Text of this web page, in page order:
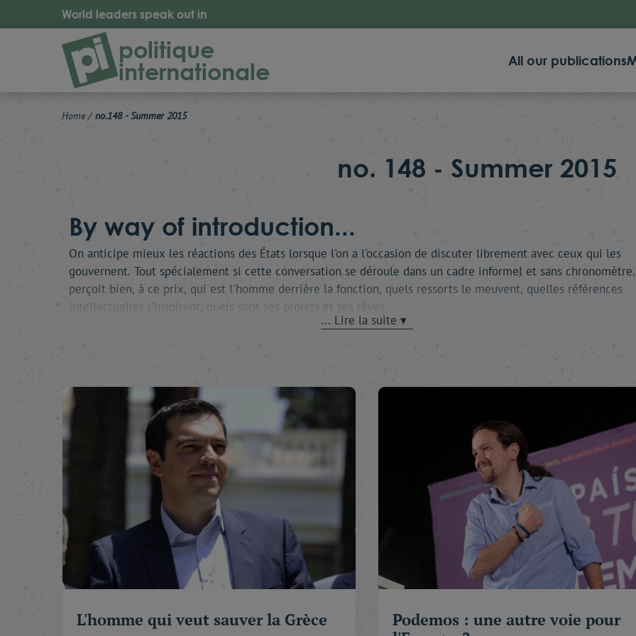
World leaders speak out in
politique
internationale All our publications
Home / no.148 - Summer 2015
no. 148 - Summer 2015
By way of introduction...
On anticipe mieux les réactions des États lorsque l'on a l'occasion de discuter librement avec ceux qui les
gouvernent. Tout spécialement si cette conversation se déroule dans un cadre informel et sans
perçoit bien, à ce prix, qui est l'homme derrière la fonction, quels ressorts le meuvent, quelles références
intellectuelles l'inspirent, quels sont ses projets et ses rêves.
Le Premier Ministre grec Alexis Tsipras nous a offert l'occasion d'une telle observation en consacrant une
de soi, sa stratégie alternative pour la Grèce en Europe.
Quel que soit le visage de l'avenir, quelle que soit l'issue des turbulences actuelles, Alexis Tsipras incarne
et déjà un temps fort de l'histoire politique du Vieux Continent. Ne serait-ce qu'à ce titre, il faut l'écouter
Au-delà du cas spécifique de la Grèce, la victoire de Syriza révèle une autre attente, un autre souhait des
civiles européennes : que l'on prive les partis politiques traditionnels d'une part de leur toute-puissance et
l'on rapproche les citoyens des décisions qui sont prises en leur nom.
Tel est bien le sens des récentes élections locales en Espagne. Des élections qui ont vu les nouveaux partis
réaliser une percée spectaculaire, contraindre les formations anciennes à de nombreuses concessions et
souvent, les faiseurs de rois... en attendant mieux. Entendez : en attendant des législatives qui, dans
mois, devraient les rapprocher du pouvoir.
Le plus connu de ces mouvements émergents est, on le sait, Podemos. Son chef, Pablo Iglesias, nous a
Défiée par ces nouveaux leaders qui récusent la cure d'austérité comme moyen de sortir de la crise, l'UE
L'homme qui veut sauver la Grèce
Podemos : une autre voie pour